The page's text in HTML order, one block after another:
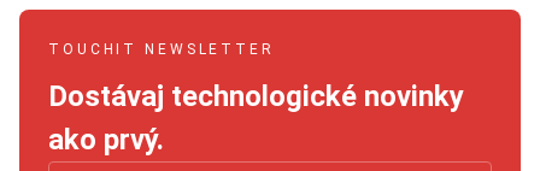
TOUCHIT NEWSLETTER
Dostávaj technologické novinky
ako prvý.